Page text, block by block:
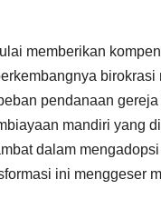
memberikan
pendanaan
mandiri yang
dalam
ini menggeser